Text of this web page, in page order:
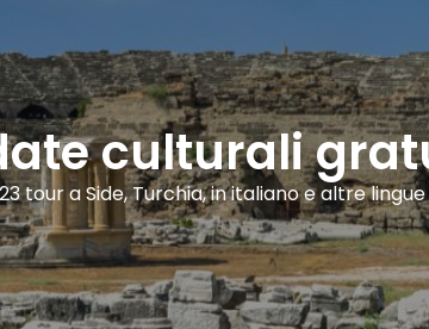
culturali
23 tour a Side, Turchia, in italiano e altre lingue